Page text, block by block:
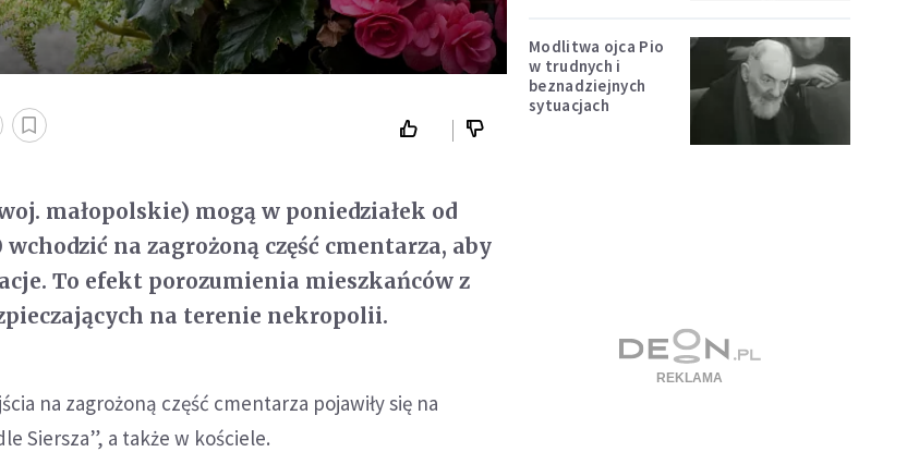
małopolskie) mogą w poniedziałek od
wchodzić na zagrożoną część cmentarza, aby
To efekt porozumienia mieszkańców z
na terenie nekropolii.
na zagrożoną część cmentarza pojawiły się na
Siersza”, a także w kościele.
Modlitwa ojca Pio
w trudnych i
beznadziejnych
sytuacjach